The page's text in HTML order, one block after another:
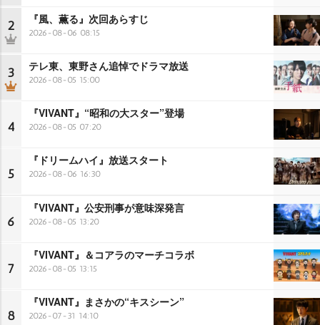
2 『風、薫る』次回あらすじ
2026-08-06 08:15
3 テレ東、東野さん追悼でドラマ放送
2026-08-05 15:00
4
『VIVANT』“昭和の大スター”登場
2026-08-05 07:20
5
『ドリームハイ』放送スタート
2026-08-06 16:30
6
『VIVANT』公安刑事が意味深発言
2026-08-05 13:20
7
『VIVANT』＆コアラのマーチコラボ
2026-08-05 13:15
8
『VIVANT』まさかの“キスシーン”
2026-07-31 14:10